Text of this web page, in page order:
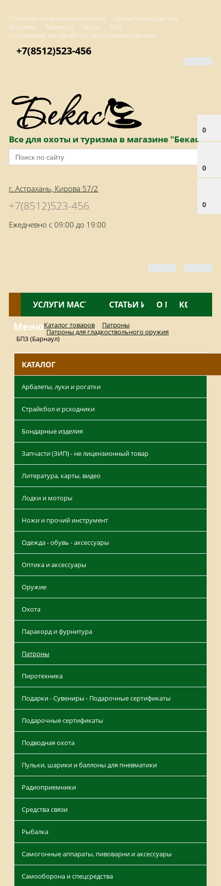
Политика конфиденциальности
Наши преимущества
Доставка
Вакансии Акции
FAQ
Соглашение на обработку персональных данных
0
0
0
+7(8512)523-456
Все для охоты и туризма в магазине "Бекас"
г. Астрахань, Кирова 57/2
+7(8512)523-456
Ежедневно с 09:00 до 19:00
КАТАЛОГ
УСЛУГИ МАСТЕРСКОЙНОВОСТИ
СТАТЬИ И ОБЗОРЫ
О МАГАЗИНЕ
МенюКаталог товаров Патроны
Патроны для гладкоствольного оружия
БПЗ (Барнаул)
КАТАЛОГ
Арбалеты, луки и рогатки
Страйкбол и рсходники
Бондарные изделия
Запчасти (ЗИП) - не лицензионный товар
Литература, карты, видео
Лодки и моторы
Ножи и прочий инструмент
Одежда - обувь - аксессуары
Оптика и аксессуары
Оружие
Охота
Паракорд и фурнитура
Патроны
Пиротехника
Подарки - Сувениры - Подарочные сертификаты
Подарочные сертификаты
Подводная охота
Пульки, шарики и баллоны для пневматики
Радиоприемники
Средства связи
Рыбалка
Самогонные аппараты, пивоварни и аксессуары
Самооборона и спецсредства